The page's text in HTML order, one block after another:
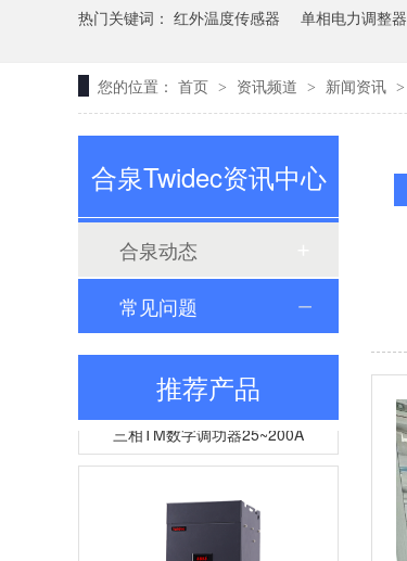
热门关键词： 红外温度传感器 单相电力调整器
您的位置： 首页 > 资讯频道 > 新闻资讯 >
合泉Twidec资讯中心
合泉动态
常见问题
推荐产品
三相TR标准调功器30~200A
三相TM数字调功器25~200A